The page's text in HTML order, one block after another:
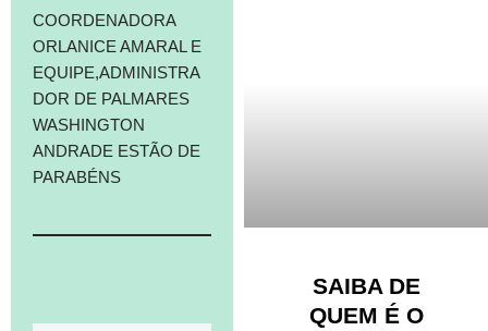
COORDENADORA
ORLANICE AMARAL E
EQUIPE,ADMINISTRA
DOR DE PALMARES
WASHINGTON
ANDRADE ESTÃO DE
PARABÉNS
SAIBA DE
QUEM É O